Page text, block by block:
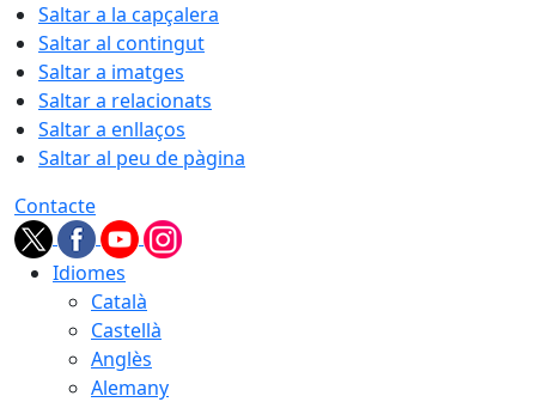
Saltar a la capçalera
Saltar al contingut
Saltar a imatges
Saltar a relacionats
Saltar a enllaços
Saltar al peu de pàgina
Contacte
Idiomes
Català
Castellà
Anglès
Alemany